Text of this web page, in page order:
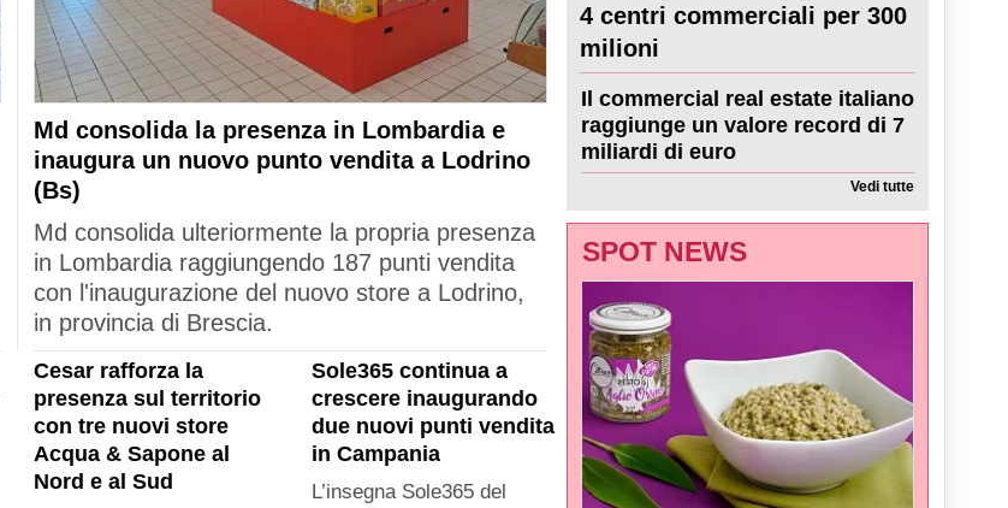
Md consolida la presenza in Lombardia e
inaugura un nuovo punto vendita a Lodrino
(Bs)
Md consolida ulteriormente la propria presenza
in Lombardia raggiungendo 187 punti vendita
con l'inaugurazione del nuovo store a Lodrino,
in provincia di Brescia.
Cesar rafforza la
presenza sul territorio
con tre nuovi store
Acqua & Sapone al
Nord e al Sud
Sole365 continua a
crescere inaugurando
due nuovi punti vendita
in Campania
L’insegna Sole365 del
4 centri commerciali per 300
milioni
Il commercial real estate italiano
raggiunge un valore record di 7
miliardi di euro
Vedi tutte
SPOT NEWS